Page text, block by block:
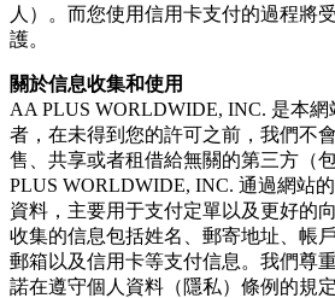
人）。而您使用信用卡支付的過程將
護。
關於信息收集和使用
AA PLUS WORLDWIDE, INC. 是本
者，在未得到您的許可之前，我們不
售、共享或者租借給無關的第三方（
PLUS WORLDWIDE, INC. 通過網站
資料，主要用于支付定單以及更好的
收集的信息包括姓名、郵寄地址、帳
郵箱以及信用卡等支付信息。我們尊
諾在遵守個人資料（隱私）條例的規